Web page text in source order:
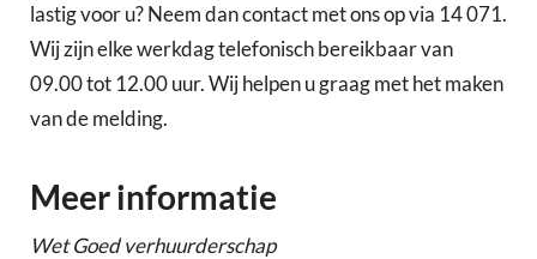
lastig voor u? Neem dan contact met ons op via 14 071.
Wij zijn elke werkdag telefonisch bereikbaar van
09.00 tot 12.00 uur. Wij helpen u graag met het maken
van de melding.
Meer informatie
Wet Goed verhuurderschap